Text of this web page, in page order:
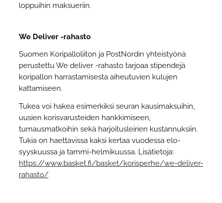
loppuihin maksueriin.
We Deliver -rahasto
Suomen Koripalloliiton ja PostNordin yhteistyönä
perustettu We deliver -rahasto tarjoaa stipendejä
koripallon harrastamisesta aiheutuvien kulujen
kattamiseen.
Tukea voi hakea esimerkiksi seuran kausimaksuihin,
uusien korisvarusteiden hankkimiseen,
turnausmatkoihin sekä harjoitusleirien kustannuksiin.
Tukia on haettavissa kaksi kertaa vuodessa elo-
syyskuussa ja tammi-helmikuussa. Lisätietoja:
https://www.basket.fi/basket/korisperhe/we-deliver-
rahasto/